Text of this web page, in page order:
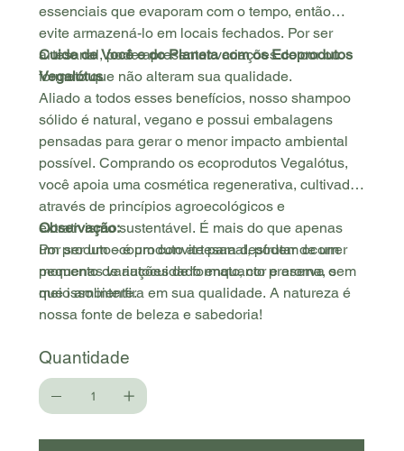
essenciais que evaporam com o tempo, então
evite armazená-lo em locais fechados. Por ser
artesanal, pode apresentar variações de cor ou
formato que não alteram sua qualidade.
Cuide de Você e do Planeta com os Ecoprodutos
Vegalótus
Aliado a todos esses benefícios, nosso shampoo
sólido é natural, vegano e possui embalagens
pensadas para gerar o menor impacto ambiental
possível. Comprando os ecoprodutos Vegalótus,
você apoia uma cosmética regenerativa, cultivada
através de princípios agroecológicos e
extrativismo sustentável. É mais do que apenas
um produto - é um convite para desfrutar de um
momento de autocuidado enquanto preserva o
meio ambiente.
Observação:
Por ser um ecoproduto artesanal, podem ocorrer
pequenas variações de formato, cor e aroma, sem
que isso interfira em sua qualidade. A natureza é
nossa fonte de beleza e sabedoria!
Quantidade